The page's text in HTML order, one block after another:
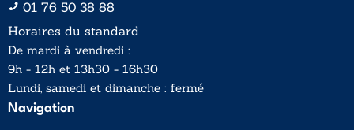
01 76 50 38 88
Horaires du standard
De mardi à vendredi :
9h - 12h et 13h30 - 16h30
Lundi, samedi et dimanche : fermé
Navigation